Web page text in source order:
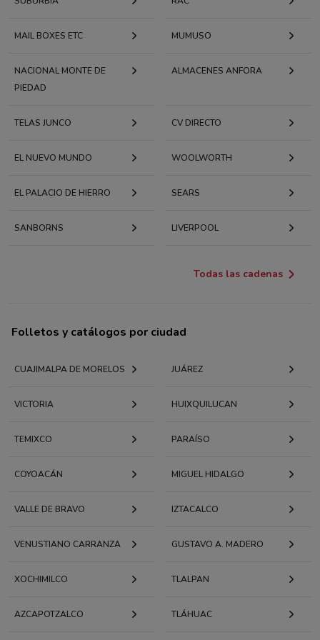
MAIL BOXES ETC MUMUSO
NACIONAL MONTE DE
PIEDAD
ALMACENES ANFORA
TELAS JUNCO CV DIRECTO
EL NUEVO MUNDO WOOLWORTH
EL PALACIO DE HIERRO SEARS
SANBORNS LIVERPOOL
Todas las cadenas
Folletos y catálogos por ciudad
CUAJIMALPA DE MORELOS JUÁREZ
VICTORIA HUIXQUILUCAN
TEMIXCO PARAÍSO
COYOACÁN MIGUEL HIDALGO
VALLE DE BRAVO IZTACALCO
VENUSTIANO CARRANZA GUSTAVO A. MADERO
XOCHIMILCO TLALPAN
AZCAPOTZALCO TLÁHUAC